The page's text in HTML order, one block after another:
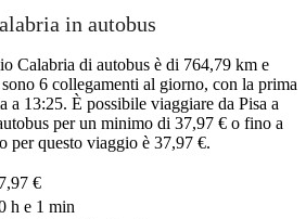
in autobus
Calabria di autobus è di 764,79 km e
6 collegamenti al giorno, con la prima
a 13:25. È possibile viaggiare da Pisa a
per un minimo di 37,97 € o fino a
per questo viaggio è 37,97 €.
€
h e 1 min